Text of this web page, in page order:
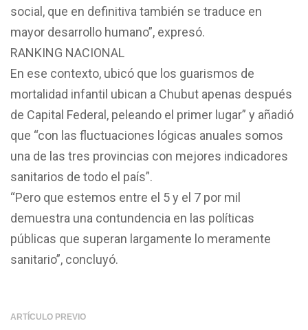
social, que en definitiva también se traduce en
mayor desarrollo humano”, expresó.
RANKING NACIONAL
En ese contexto, ubicó que los guarismos de
mortalidad infantil ubican a Chubut apenas después
de Capital Federal, peleando el primer lugar” y añadió
que “con las fluctuaciones lógicas anuales somos
una de las tres provincias con mejores indicadores
sanitarios de todo el país”.
“Pero que estemos entre el 5 y el 7 por mil
demuestra una contundencia en las políticas
públicas que superan largamente lo meramente
sanitario”, concluyó.
ARTÍCULO PREVIO